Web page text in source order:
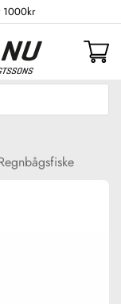
1000kr